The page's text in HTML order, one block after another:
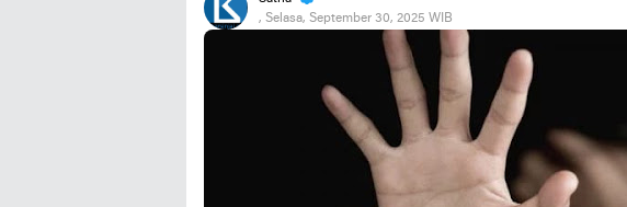
, Selasa, September 30, 2025 WIB